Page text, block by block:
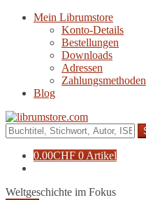
Navigation
Zum
Mein Librumstore
Konto-Details
Bestellungen
Downloads
Adressen
Zahlungsmethoden
Blog
Suche
nach:
0.00CHF 0 Artikel
Weltgeschichte im Fokus